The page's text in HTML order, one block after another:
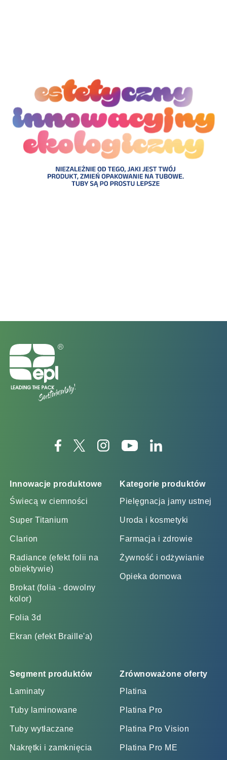
Innowacje produktowe
Świecą w ciemności
Super Titanium
Clarion
Radiance (efekt folii na
obiektywie)
Brokat (folia - dowolny
kolor)
Folia 3d
Ekran (efekt Braille'a)
Kategorie produktów
Pielęgnacja jamy ustnej
Uroda i kosmetyki
Farmacja i zdrowie
Żywność i odżywianie
Opieka domowa
Segment produktów
Laminaty
Tuby laminowane
Tuby wytłaczane
Nakrętki i zamknięcia
Zrównoważone oferty
Platina
Platina Pro
Platina Pro Vision
Platina Pro ME